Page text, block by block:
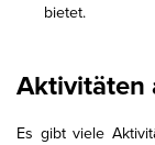
bietet.
Aktivitäten
Es gibt viele